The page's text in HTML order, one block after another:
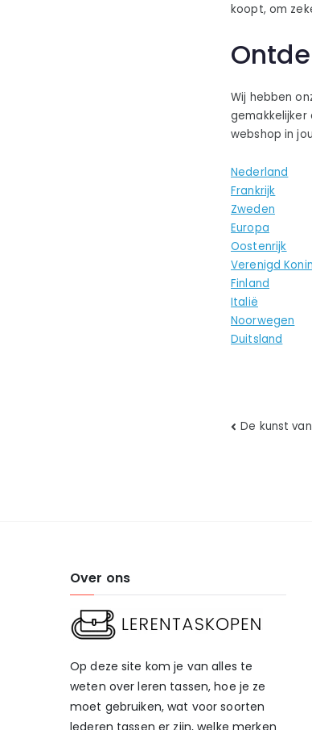
koopt, om
Wij hebben
gemakkelijker
webshop in
Nederland
Frankrijk
Zweden
Europa
Oostenrijk
Verenigd
Finland
Italië
Noorwegen
Duitsland
De kunst
Over ons
Op deze site kom je van alles te
weten over leren tassen, hoe je ze
moet gebruiken, wat voor soorten